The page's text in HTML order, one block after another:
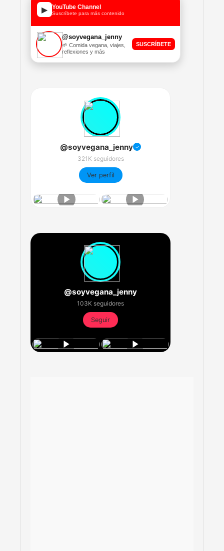
▶ YouTube Channel
Suscríbete para más contenido
@soyvegana_jenny
🌱 Comida vegana, viajes,
reflexiones y más
SUSCRÍBETE
@soyvegana_jenny ✓
321K seguidores
Ver perfil
@soyvegana_jenny
103K seguidores
Seguir